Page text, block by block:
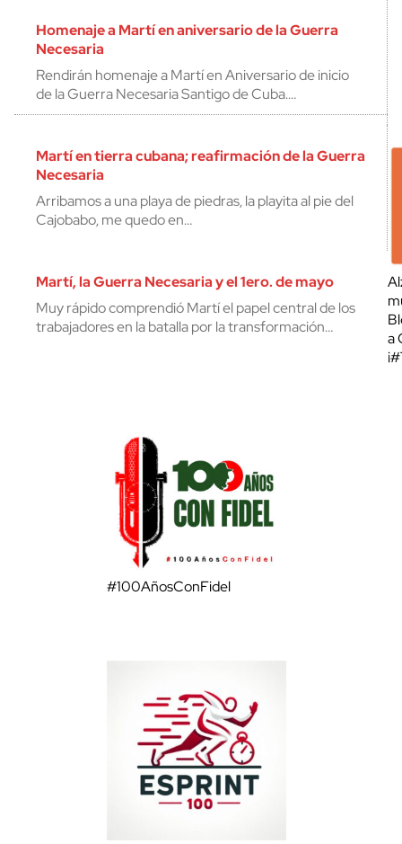
Homenaje a Martí en aniversario de la Guerra
Necesaria
Rendirán homenaje a Martí en Aniversario de inicio
de la Guerra Necesaria Santigo de Cuba.…
Martí en tierra cubana; reafirmación de la Guerra
Necesaria
Arribamos a una playa de piedras, la playita al pie del
Cajobabo, me quedo en…
Martí, la Guerra Necesaria y el 1ero. de mayo
Muy rápido comprendió Martí el papel central de los
trabajadores en la batalla por la transformación…
a
#100AñosConFidel